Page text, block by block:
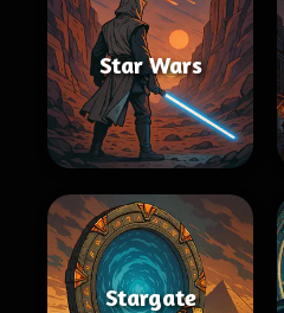
Star Wars
Stargate